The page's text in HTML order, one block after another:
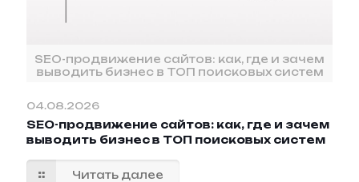
SEO-продвижение сайтов: как, где и зачем
выводить бизнес в ТОП поисковых систем
04.08.2026
SEO-продвижение сайтов: как, где и зачем
выводить бизнес в ТОП поисковых систем
Читать далее